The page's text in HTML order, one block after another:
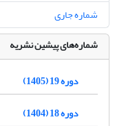
شماره جاری
شماره‌های پیشین نشریه
دوره 19 (1405)
دوره 18 (1404)